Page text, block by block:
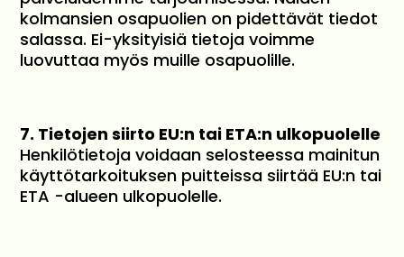
kolmansien osapuolien on pidettävät tiedot
salassa. Ei-yksityisiä tietoja voimme
luovuttaa myös muille osapuolille.
7. Tietojen siirto EU:n tai ETA:n ulkopuolelle
Henkilötietoja voidaan selosteessa mainitun
käyttötarkoituksen puitteissa siirtää EU:n tai
ETA -alueen ulkopuolelle.